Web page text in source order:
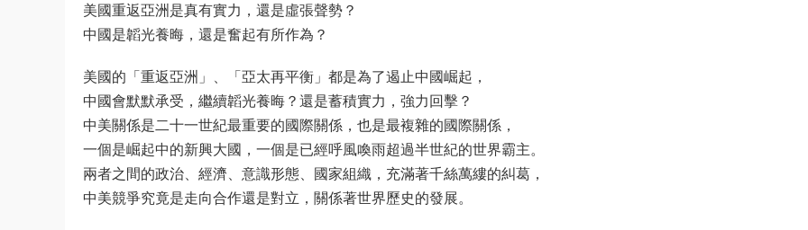
美國重返亞洲是真有實力，還是虛張聲勢？
中國是韜光養晦，還是奮起有所作為？
美國的「重返亞洲」、「亞太再平衡」都是為了遏止中國崛起，
中國會默默承受，繼續韜光養晦？還是蓄積實力，強力回擊？
中美關係是二十一世紀最重要的國際關係，也是最複雜的國際關係，
一個是崛起中的新興大國，一個是已經呼風喚雨超過半世紀的世界霸主。
兩者之間的政治、經濟、意識形態、國家組織，充滿著千絲萬縷的糾葛，
中美競爭究竟是走向合作還是對立，關係著世界歷史的發展。